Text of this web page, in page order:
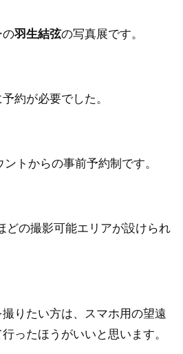
の羽生結弦の写真展です。
約が必要でした。
トからの事前予約制です。
どの撮影可能エリアが設けられ
りたい方は、スマホ用の望遠
ったほうがいいと思います。